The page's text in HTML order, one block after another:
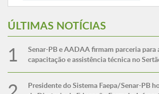
ÚLTIMAS NOTÍCIAS
Senar-PB e AADAA firmam parceria para
capacitação e assistência técnica no
Presidente do Sistema Faepa/Senar-PB